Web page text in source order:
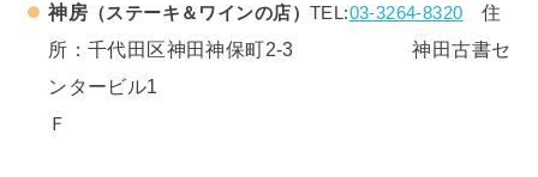
神房（ステーキ＆ワインの店） TEL:03-3264-8320
住
所：千代田区神田神保町2-3 神田古書セ
ンタービル1
Ｆ